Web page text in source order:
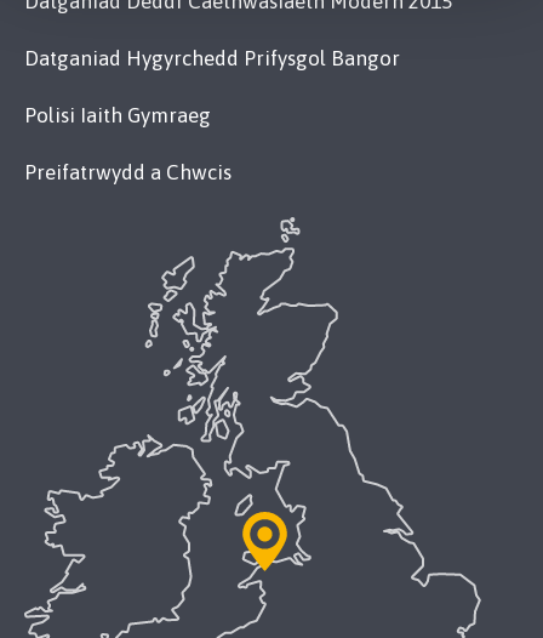
Datganiad Hygyrchedd Prifysgol Bangor
Polisi Iaith Gymraeg
Preifatrwydd a Chwcis